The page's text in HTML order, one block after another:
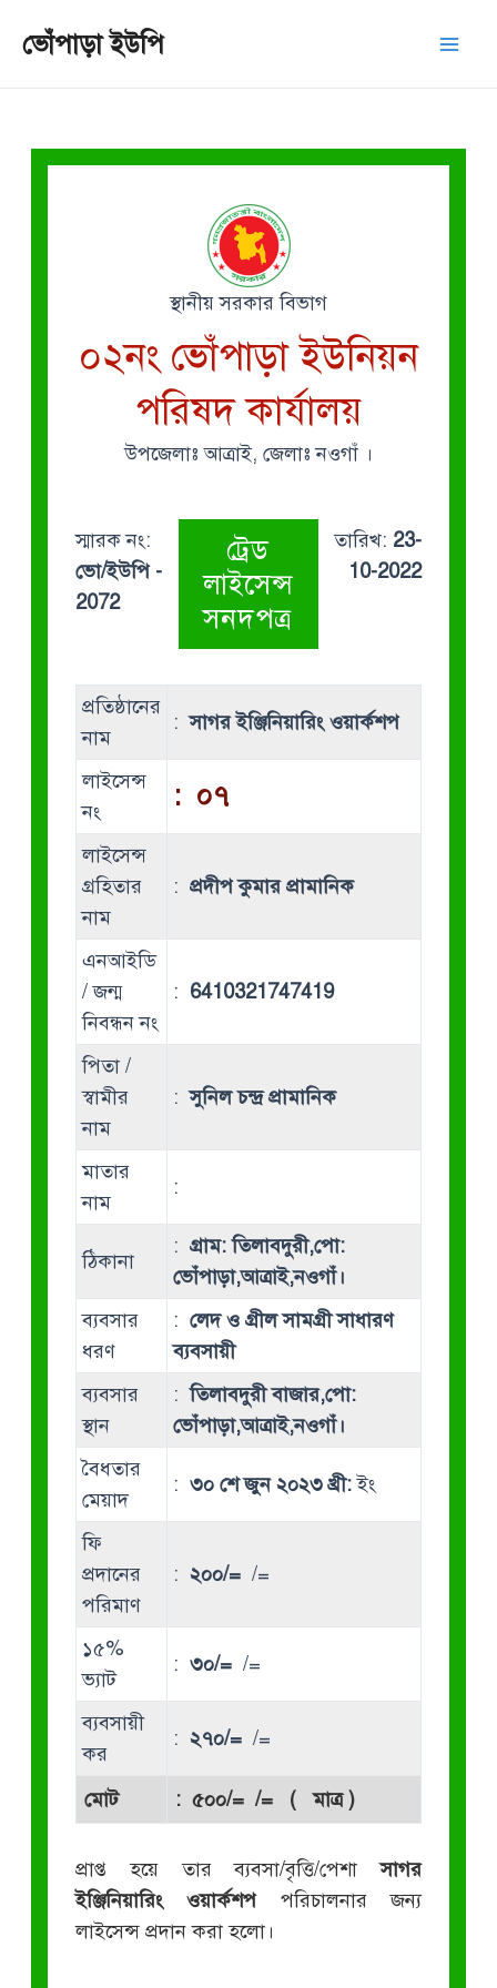
ভোঁপাড়া ইউপি
স্থানীয় সরকার বিভাগ
০২নং ভোঁপাড়া ইউনিয়ন
পরিষদ কার্যালয়
উপজেলাঃ আত্রাই, জেলাঃ নওগাঁ ।
স্মারক নং:
ভো/ইউপি -
2072
ট্রেড
লাইসেন্স
সনদপত্র
তারিখ: 23-
10-2022
প্রতিষ্ঠানের
নাম
:সাগর ইঞ্জিনিয়ারিং ওয়ার্কশপ
লাইসেন্স
নং
: ০৭
লাইসেন্স
গ্রহিতার
নাম
: প্রদীপ কুমার প্রামানিক
এনআইডি
/ জন্ম
নিবন্ধন নং
: 6410321747419
পিতা /
স্বামীর
নাম
:সুনিল চন্দ্র প্রামানিক
মাতার
নাম
:
ঠিকানা
: গ্রাম: তিলাবদুরী,পো:
ভোঁপাড়া,আত্রাই,নওগাঁ।
ব্যবসার
ধরণ
: লেদ ও গ্রীল সামগ্রী সাধারণ
ব্যবসায়ী
ব্যবসার
স্থান
:তিলাবদুরী বাজার,পো:
ভোঁপাড়া,আত্রাই,নওগাঁ।
বৈধতার
মেয়াদ
: ৩০ শে জুন ২০২৩ খ্রী:ইং
ফি
প্রদানের
পরিমাণ
: ২০০/=/=
১৫%
ভ্যাট
: ৩০/=/=
ব্যবসায়ী
কর
: ২৭০/=/=
মোট : ৫০০/=/= ( মাত্র )
প্রাপ্ত হয়ে তার ব্যবসা/বৃত্তি/পেশাসাগর
ইঞ্জিনিয়ারিং ওয়ার্কশপ পরিচালনার জন্য
লাইসেন্স প্রদান করা হলো।